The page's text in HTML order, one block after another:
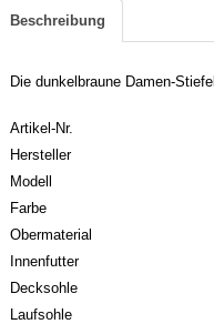
Beschreibung
Die dunkelbraune Damen-
Artikel-Nr.
Hersteller
Modell
Farbe
Obermaterial
Innenfutter
Decksohle
Laufsohle